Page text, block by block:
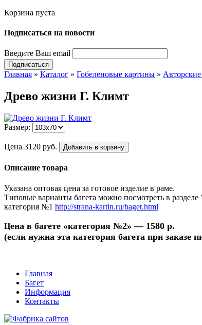
Корзина пуста
Подпиcаться на новости
Введите Ваш email
Главная » Каталог » Гобеленовые картины »
Древо жизни Г. Климт
Размер:
Цена 3120 руб. Добавить в корзину
Описание товара
Указана оптовая цена за готовое изделие в раме.
Типовые варианты багета можно посмотреть в
категория №1 http://strana-kartin.ru/baget.html
Цена в багете «категория №2» — 1580 р.
(если нужна эта категория багета при заказе
Главная
Багет
Информация
Контакты